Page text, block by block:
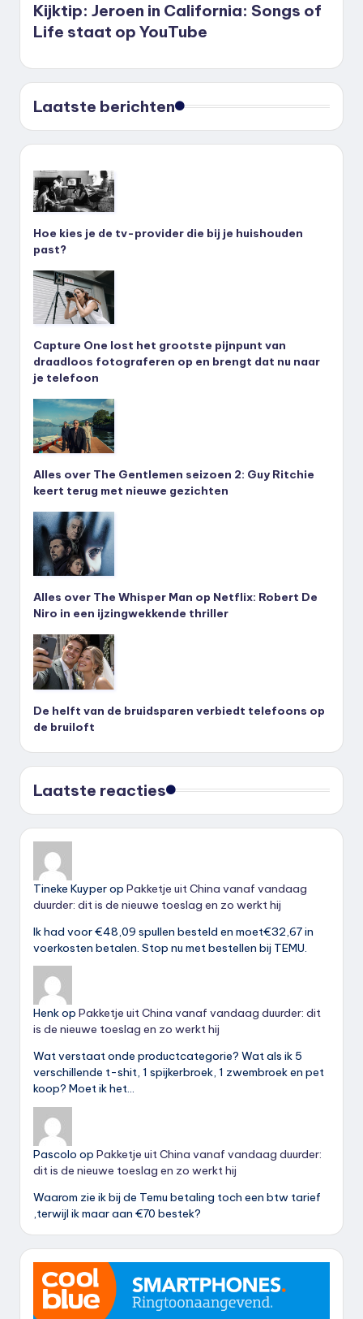
Kijktip: Jeroen in California: Songs of
Life staat op YouTube
Laatste berichten
Hoe kies je de tv-provider die bij je huishouden
past?
Capture One lost het grootste pijnpunt van
draadloos fotograferen op en brengt dat nu naar
je telefoon
Alles over The Gentlemen seizoen 2: Guy Ritchie
keert terug met nieuwe gezichten
Alles over The Whisper Man op Netflix: Robert De
Niro in een ijzingwekkende thriller
De helft van de bruidsparen verbiedt telefoons op
de bruiloft
Laatste reacties
Tineke Kuyperop Pakketje uit China vanaf vandaag
duurder: dit is de nieuwe toeslag en zo werkt hij
Ik had voor €48,09 spullen besteld en moet€32,67 in
voerkosten betalen. Stop nu met bestellen bij TEMU.
Henkop Pakketje uit China vanaf vandaag duurder: dit
is de nieuwe toeslag en zo werkt hij
Wat verstaat onde productcategorie? Wat als ik 5
verschillende t-shit, 1 spijkerbroek, 1 zwembroek en pet
koop? Moet ik het…
Pascolo op Pakketje uit China vanaf vandaag duurder:
dit is de nieuwe toeslag en zo werkt hij
Waarom zie ik bij de Temu betaling toch een btw tarief
,terwijl ik maar aan €70 bestek?